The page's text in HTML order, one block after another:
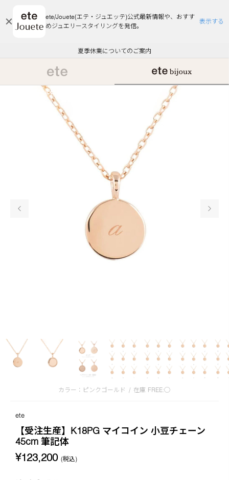
ete/Jouete(エテ・ジュエッテ)公式最新情報や、おすす
めジュエリースタイリングを発信。
表示する
エコラッピング及びエコポイント付与のご案内
ご注文いただいたお品物のお届け状況について
夏季休業についてのご案内
WEB Limited Items >>
採用のご案内
悪質な偽サイトにご注意ください
エコラッピング及びエコポイント付与のご案内
ご注文いただいたお品物のお届け状況について
カラー：ピンクゴールド / 在庫 FREE:◯
PERSONALISE
ete
【受注生産】K18PG マイコイン 小豆チェーン
45cm 筆記体
¥123,200 (税込)